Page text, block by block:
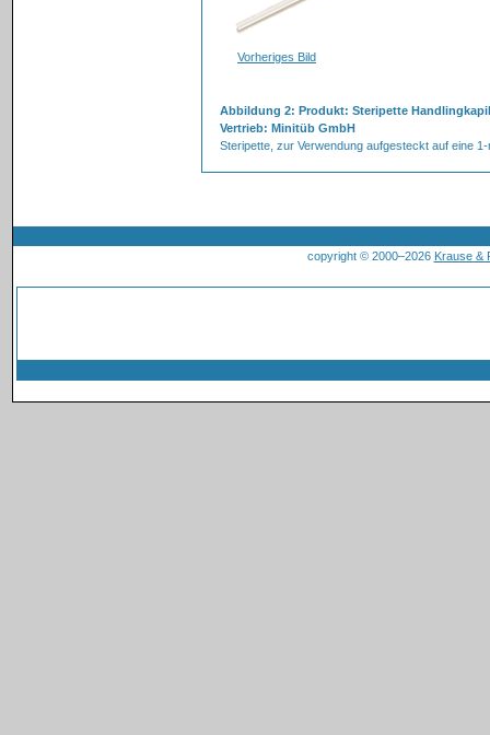
Vorheriges Bild
Abbildung 2: Produkt: Steripette
Vertrieb: Minitüb GmbH
Steripette, zur Verwendung aufgesteckt auf eine
copyright © 2000–2026 Krause &